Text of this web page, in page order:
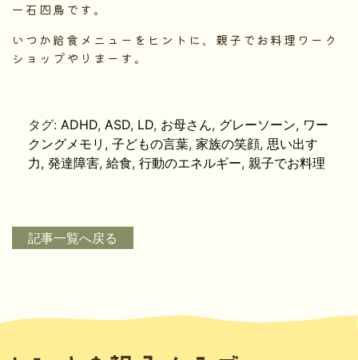
一石四鳥です。
いつか給食メニューをヒントに、親子でお料理ワーク
ショップやりまーす。
タグ: ADHD, ASD, LD, お母さん, グレーソーン, ワー
クングメモリ , 子どもの言葉, 家族の笑顔, 思い出す
力, 発達障害, 給食, 行動のエネルギー, 親子でお料理
記事一覧へ戻る